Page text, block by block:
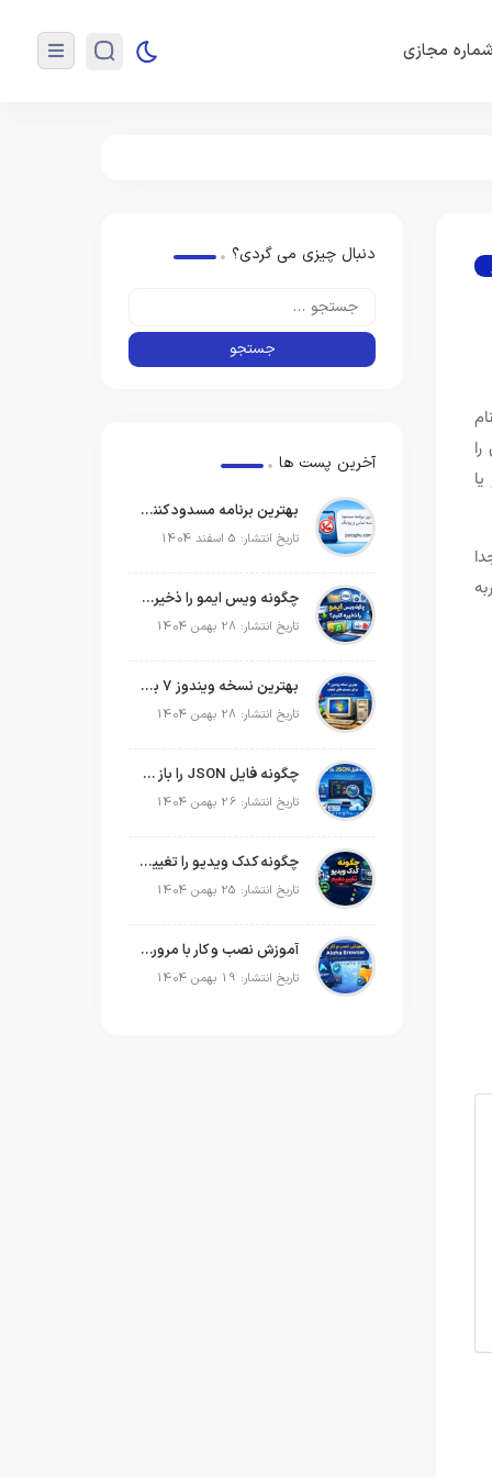
مجازی
یا
دنبال چیزی می گردی؟
آخرین پست ها
بهترین برنامه مسدود کننده تماس و پیامک در سال 2026
تاریخ انتشار: 5 اسفند 1404
چگونه ویس ایمو را ذخیره کنیم؟
تاریخ انتشار: 28 بهمن 1404
بهترین نسخه ویندوز 7 برای سیستم های ضعیف
تاریخ انتشار: 28 بهمن 1404
چگونه فایل JSON را باز کنیم؟
تاریخ انتشار: 26 بهمن 1404
چگونه کدک ویدیو را تغییر دهیم؟
تاریخ انتشار: 25 بهمن 1404
آموزش نصب و کار با مرورگر Aloha Browser
تاریخ انتشار: 19 بهمن 1404